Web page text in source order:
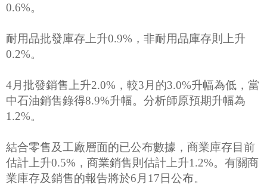
0.6%。
耐用品批發庫存上升0.9%，非耐用品庫存則上升
0.2%。
4月批發銷售上升2.0%，較3月的3.0%升幅為低，當
中石油銷售錄得8.9%升幅。分析師原預期升幅為
1.2%。
結合零售及工廠層面的已公布數據，商業庫存目前
估計上升0.5%，商業銷售則估計上升1.2%。有關商
業庫存及銷售的報告將於6月17日公布。